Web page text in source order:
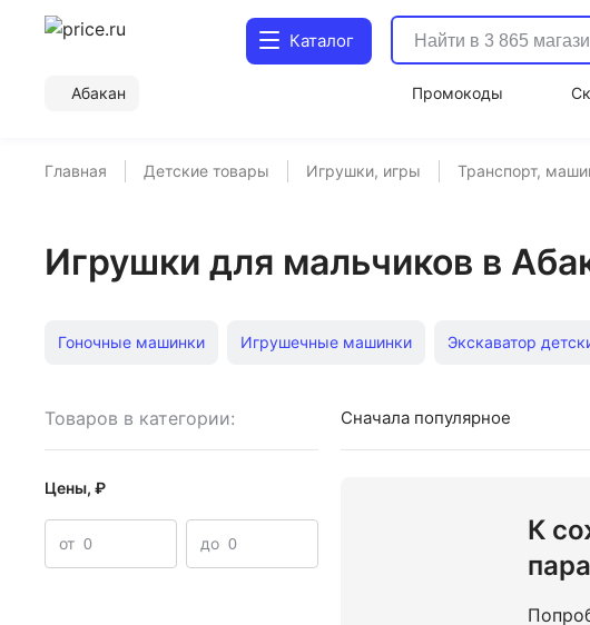
Каталог
Абакан
Промокоды
Главная Детские товары Игрушки, игры Транспорт,
Игрушки для мальчиков в
Гоночные машинки Игрушечные машинки Экскаватор
Игрушечные мотоциклы Игрушечные мусоровозы Детские
Пожарные мадля детей
Товаров в категории:
Цены, ₽
от до
Сначала популярное
К